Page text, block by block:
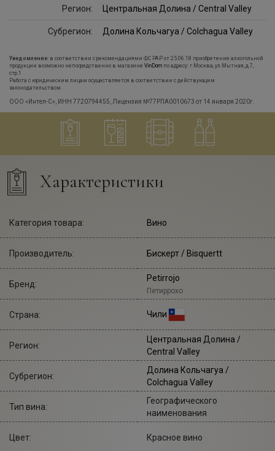
Регион: Центральная Долина / Central Valley
Субрегион: Долина Кольчагуа / Colchagua Valley
Уведомление: в соответствии с рекомендациями ФС РАР от 25.06.18 приобретение алкогольной
продукции возможно непосредственно в магазине VinDom по адресу: г.Москва, ул.Мытная, д.7,
стр.1
Работа с юридическим лицам осуществляется в соответствии с действующим
законодательством.
ООО «Интел-С», ИНН 7720794455, Лицензия №77РПА0010673 от 14 января 2020г.
Характеристики
Категория товара: Вино
Производитель: Бискерт / Bisquertt
Бренд:
Petirrojo
Петиррохо
Страна: Чили
Регион:
Центральная Долина /
Central Valley
Субрегион:
Долина Кольчагуа /
Colchagua Valley
Тип вина:
Географического
наименования
Цвет: Красное вино